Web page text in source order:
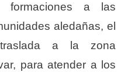
formaciones a las
aledañas, el
a la zona
para atender a los